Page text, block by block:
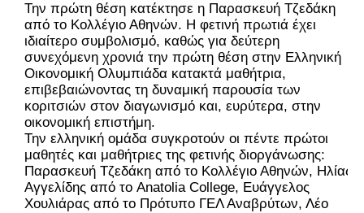
Την πρώτη θέση κατέκτησε η Παρασκευή Τζεδάκη
από το Κολλέγιο Αθηνών. Η φετινή πρωτιά έχει
ιδιαίτερο συμβολισμό, καθώς για δεύτερη
συνεχόμενη χρονιά την πρώτη θέση στην Ελληνική
Οικονομική Ολυμπιάδα κατακτά μαθήτρια,
επιβεβαιώνοντας τη δυναμική παρουσία των
κοριτσιών στον διαγωνισμό και, ευρύτερα, στην
οικονομική επιστήμη.
Την ελληνική ομάδα συγκροτούν οι πέντε πρώτοι
μαθητές και μαθήτριες της φετινής διοργάνωσης:
Παρασκευή Τζεδάκη από το Κολλέγιο Αθηνών, Ηλίας
Αγγελίδης από το Anatolia College, Ευάγγελος
Χουλιάρας από το Πρότυπο ΓΕΛ Αναβρύτων, Λέο